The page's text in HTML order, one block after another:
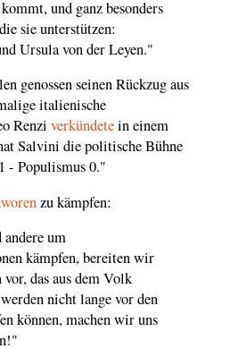
und ganz besonders
sie unterstützen:
Ursula von der Leyen."
genossen seinen Rückzug aus
italienische
Renzi verkündetein einem
Salvini die politische Bühne
- Populismus 0."
zu kämpfen:
um
kämpfen, bereiten wir
das aus dem Volk
nicht lange vor den
können, machen wir uns